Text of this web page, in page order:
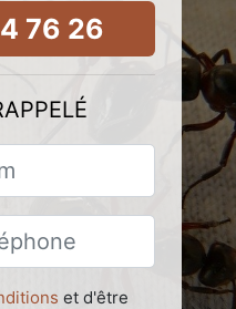
76 26
et d'être